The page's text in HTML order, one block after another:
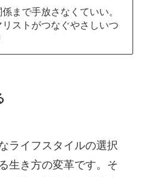
係まで手放さなくていい。
リストがつなぐやさしいつ
ライフスタイルの選択
生き方の変革です。そ